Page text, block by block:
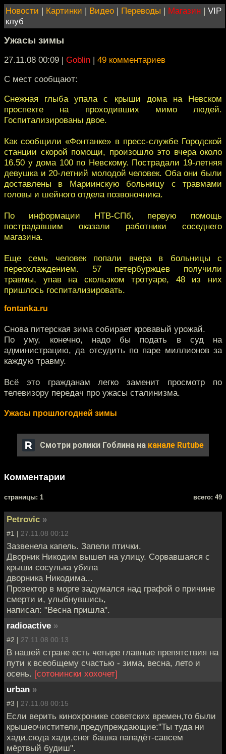
Новости | Картинки | Видео | Переводы | Магазин | VIP
клуб
Ужасы зимы
27.11.08 00:09 | Goblin | 49 комментариев
С мест сообщают:
Снежная глыба упала с крыши дома на Невском
проспекте на проходивших мимо людей.
Госпитализированы двое.
Как сообщили «Фонтанке» в пресс-службе Городской
станции скорой помощи, произошло это вчера около
16.50 у дома 100 по Невскому. Пострадали 19-летняя
девушка и 20-летний молодой человек. Оба они были
доставлены в Мариинскую больницу с травмами
головы и шейного отдела позвоночника.
По информации НТВ-СПб, первую помощь
пострадавшим оказали работники соседнего
магазина.
Еще семь человек попали вчера в больницы с
переохлаждением. 57 петербуржцев получили
травмы, упав на скользком тротуаре, 48 из них
пришлось госпитализировать.
fontanka.ru
Снова питерская зима собирает кровавый урожай.
По уму, конечно, надо бы подать в суд на
администрацию, да отсудить по паре миллионов за
каждую травму.
Всё это гражданам легко заменит просмотр по
телевизору передач про ужасы сталинизма.
Ужасы прошлогодней зимы
Смотри ролики Гоблина на канале Rutube
Комментарии
cтраницы: 1 всего: 49
Petrovic »
#1 | 27.11.08 00:12
Зазвенела капель. Запели птички.
Дворник Hикодим вышел на улицу. Сорвавшаяся с
крыши сосулька убила
дворника Hикодима...
Прозектор в морге задумался над графой о причине
смерти и, улыбнувшись,
написал: "Весна пришла".
radioactive »
#2 | 27.11.08 00:13
В нашей стране есть четыре главные препятствия на
пути к всеобщему счастью - зима, весна, лето и
осень. [сотонински хохочет]
urban »
#3 | 27.11.08 00:15
Если верить кинохронике советских времен,то были
крышеочистители,предупреждающие:"Ты туда ни
хади,сюда хади,снег башка пападёт-савсем
мёртвый будиш".